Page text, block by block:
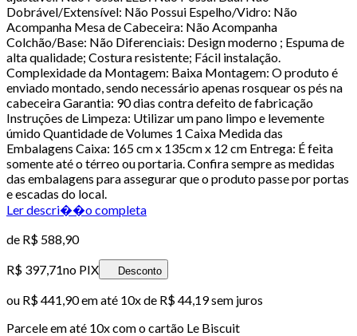
Dobrável/Extensível: Não Possui Espelho/Vidro: Não
Acompanha Mesa de Cabeceira: Não Acompanha
Colchão/Base: Não Diferenciais: Design moderno ; Espuma de
alta qualidade; Costura resistente; Fácil instalação.
Complexidade da Montagem: Baixa Montagem: O produto é
enviado montado, sendo necessário apenas rosquear os pés na
cabeceira Garantia: 90 dias contra defeito de fabricação
Instruções de Limpeza: Utilizar um pano limpo e levemente
úmido Quantidade de Volumes 1 Caixa Medida das
Embalagens Caixa: 165 cm x 135cm x 12 cm Entrega: É feita
somente até o térreo ou portaria. Confira sempre as medidas
das embalagens para assegurar que o produto passe por portas
e escadas do local.
Ler descri��o completa
de R$ 588,90
R$ 397,71no PIX Desconto
ou R$ 441,90em até 10x de R$ 44,19 sem juros
Parcele em até 10x com o cartão Le Biscuit